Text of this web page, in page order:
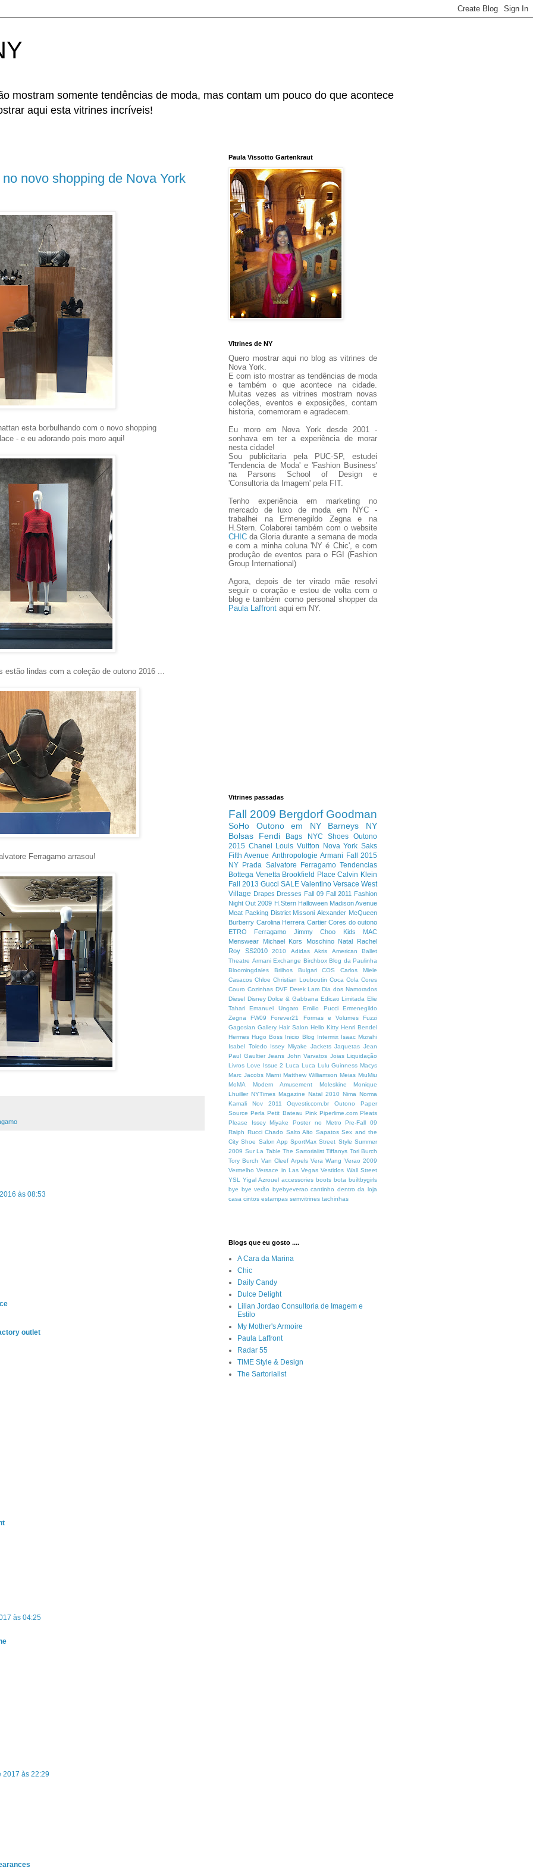
mostram somente tendências de moda, mas contam um pouco do que acontece
aqui esta vitrines incríveis!
novo shopping de Nova York
esta borbulhando com o novo shopping
- e eu adorando pois moro aqui!
lindas com a coleção de outono 2016 ...
Ferragamo arrasou!
às 08:53
outlet
às 04:25
2017 às 22:29
Paula Vissotto Gartenkraut
Vitrines de NY
Quero mostrar aqui no blog as vitrines de
Nova York.
E com isto mostrar as tendências de moda
e também o que acontece na cidade.
Muitas vezes as vitrines mostram novas
coleções, eventos e exposições, contam
historia, comemoram e agradecem.
Eu moro em Nova York desde 2001 -
sonhava em ter a experiência de morar
nesta cidade!
Sou publicitaria pela PUC-SP, estudei
'Tendencia de Moda' e 'Fashion Business'
na Parsons School of Design e
'Consultoria da Imagem' pela FIT.
Tenho experiência em marketing no
mercado de luxo de moda em NYC -
trabalhei na Ermenegildo Zegna e na
H.Stern. Colaborei também com o website
CHIC da Gloria durante a semana de moda
e com a minha coluna 'NY é Chic', e com
produção de eventos para o FGI (Fashion
Group International)
Agora, depois de ter virado mãe resolvi
seguir o coração e estou de volta com o
blog e também como personal shopper da
Paula Laffront aqui em NY.
Vitrines passadas
Fall 2009 Bergdorf Goodman
SoHo Outono em NY
Barneys NY
Bolsas
Fendi Bags NYC Shoes Outono
2015 Chanel Louis Vuitton Nova York Saks
Fifth Avenue Anthropologie Armani Fall 2015
NY Prada Salvatore Ferragamo Tendencias
Bottega Venetta Brookfield Place Calvin Klein
Fall 2013 Gucci SALE Valentino Versace West
Village Drapes Dresses Fall 09 Fall 2011 Fashion
Night Out 2009 H.Stern Halloween Madison Avenue
Meat Packing District Missoni Alexander McQueen
Burberry Carolina Herrera Cartier Cores do outono
ETRO
Ferragamo Jimmy Choo Kids
MAC
Menswear
Michael Kors Moschino Natal
Rachel
Roy
SS2010 2010 Adidas Akris
American Ballet
Theatre Armani Exchange Birchbox Blog da Paulinha
Bloomingdales
Brilhos Bulgari COS
Carlos Miele
Casacos Chloe Christian Louboutin Coca Cola Cores
Couro Cozinhas DVF Derek Lam Dia dos Namorados
Diesel Disney Dolce & Gabbana Edicao Limitada Elie
Tahari
Emanuel Ungaro Emilio Pucci
Ermenegildo
Zegna
FW09 Forever21 Formas e Volumes
Fuzzi
Gagosian Gallery Hair Salon Hello Kitty Henri Bendel
Hermes Hugo Boss Inicio Blog Intermix Isaac Mizrahi
Isabel Toledo
Issey Miyake Jackets Jaquetas Jean
Paul Gaultier Jeans John Varvatos Joias Liquidação
Livros Love Issue 2 Luca Luca Lulu Guinness Macys
Marc Jacobs Marni Matthew Williamson Meias MiuMiu
MoMA
Modern Amusement Moleskine
Monique
Lhuiller NYTimes Magazine Natal 2010 Nima Norma
Kamali
Nov 2011 Oqvestir.com.br Outono
Paper
Source Perla Petit Bateau Pink Piperlime.com Pleats
Please Issey Miyake
Poster no Metro
Pre-Fall 09
Ralph Rucci Chado Salto Alto Sapatos Sex and the
City Shoe Salon App SportMax Street Style Summer
2009 Sur La Table The Sartorialist Tiffanys Tori Burch
Tory Burch Van Cleef Arpels Vera Wang Verao 2009
Vermelho Versace in Las Vegas Vestidos Wall Street
YSL
Yigal Azrouel accessories boots bota builtbygirls
bye bye verão byebyeverao cantinho dentro da loja
casa cintos estampas semvitrines tachinhas
Blogs que eu gosto ....
A Cara da Marina
Chic
Daily Candy
Dulce Delight
Lilian Jordao Consultoria de Imagem e
Estilo
My Mother's Armoire
Paula Laffront
Radar 55
TIME Style & Design
The Sartorialist